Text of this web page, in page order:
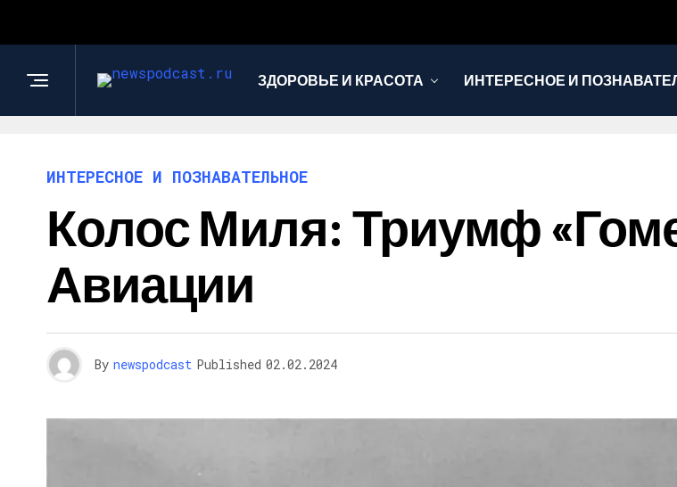
ЗДОРОВЬЕ И КРАСОТА ИНТЕРЕСНОЕ И
ИНТЕРЕСНОЕ И ПОЗНАВАТЕЛЬНОЕ
Колос Миля: Триумф
Авиации
By newspodcast Published 02.02.2024